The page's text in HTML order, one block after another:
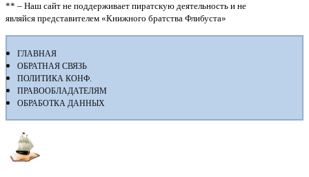
** – Наш сайт не поддерживает пиратскую деятельность и не
являйся представителем «Книжного братства Флибуста»
ГЛАВНАЯ
ОБРАТНАЯ СВЯЗЬ
ПОЛИТИКА КОНФ.
ПРАВООБЛАДАТЕЛЯМ
ОБРАБОТКА ДАННЫХ